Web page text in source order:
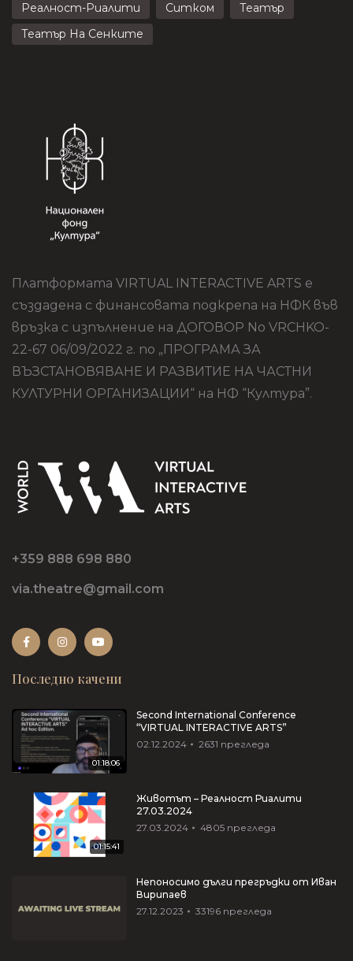
Реалност-Риалити
Ситком
Театър
Театър На Сенките
Платформата VIRTUAL INTERACTIVE ARTS е
създадена с финансовата подкрепа на НФК във
връзка с изпълнение на ДОГОВОР No VRCHKO-
22-67 06/09/2022 г. по „ПРОГРАМА ЗА
ВЪЗСТАНОВЯВАНЕ И РАЗВИТИЕ НА ЧАСТНИ
КУЛТУРНИ ОРГАНИЗАЦИИ“ на НФ “Култура”.
+359 888 698 880
via.theatre@gmail.com
Последно качени
01:18:06
Second International Conference
“VIRTUAL INTERACTIVE ARTS”
02.12.2024
2631 прегледа
01:15:41
Животът – Реалност Риалити
27.03.2024
27.03.2024
4805 прегледа
Непоносимо дълги прегръдки от Иван
Вирипаев
27.12.2023
33196 прегледа